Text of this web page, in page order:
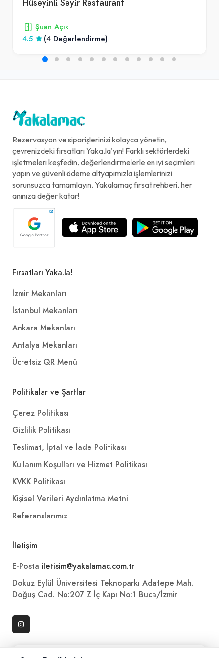
10 adet
Biftek Et Tantuni Salata (Büyük)
300,00₺
+
Meyveli Soda (20 cl.)
40,00₺
Cam şişe
+
Kuzu Dürüm Tantuni
Kuzu eti, baharat
55,00₺
+ Soğan, maydanoz, domates
+
Aslan Ayran (1 L.)
95,00₺
Pet şişe
Hüseyi̇nli̇ Seyi̇r Restaurant
Şuan Açık
4.5
(4 Değerlendirme)
Rezervasyon ve siparişlerinizi kolayca yönetin,
çevrenizdeki fırsatları Yaka.la'yın! Farklı sektörlerdeki
işletmeleri keşfedin, değerlendirmelerle en iyi seçimleri
yapın ve güvenli ödeme altyapımızla işlemlerinizi
sorunsuzca tamamlayın. Yakalamaç fırsat rehberi, her
anınıza değer katar!
Fırsatları Yaka.la!
İzmir Mekanları
İstanbul Mekanları
Ankara Mekanları
Antalya Mekanları
Ücretsiz QR Menü
Politikalar ve Şartlar
Çerez Politikası
Gizlilik Politikası
Teslimat, İptal ve İade Politikası
Kullanım Koşulları ve Hizmet Politikası
KVKK Politikası
Kişisel Verileri Aydınlatma Metni
Referanslarımız
İletişim
E-Posta iletisim@yakalamac.com.tr
Dokuz Eylül Üniversitesi Teknoparkı Adatepe Mah.
Doğuş Cad. No:207 Z İç Kapı No:1 Buca/İzmir